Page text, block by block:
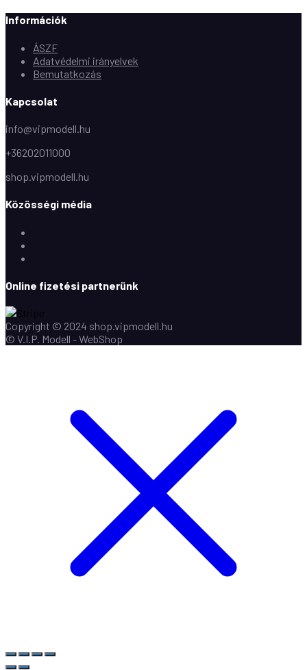
Információk
ÁSZF
Adatvédelmi irányelvek
Bemutatkozás
Kapcsolat
info@vipmodell.hu
+36202011000
shop.vipmodell.hu
Közösségi média
Online fizetési partnerünk
Copyright © 2024 shop.vipmodell.hu
© V.I.P. Modell - WebShop